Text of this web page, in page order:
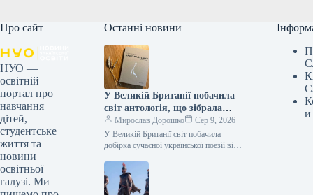
Про сайт
НУО —
освітній
портал про
навчання
дітей,
студентське
життя та
новини
освітньої
галузі. Ми
Останні новини
У Великій Британії побачила
світ антологія, що зібрала
твори дванадцяти
українських поетес, а у Швеції
видано збірку текстів
Мирослав Дорошко
Сер 9, 2026
У Великій Британії світ побачила
добірка сучасної української поезії від
Ukrainian Women’s Poetry. До…
и